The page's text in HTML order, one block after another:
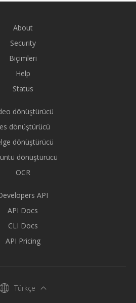
About
Security
Biçimleri
Help
Status
dönüştürücü
dönüştürücü
dönüştürücü
dönüştürücü
OCR
API
API Docs
CLI Docs
API Pricing
Türkçe